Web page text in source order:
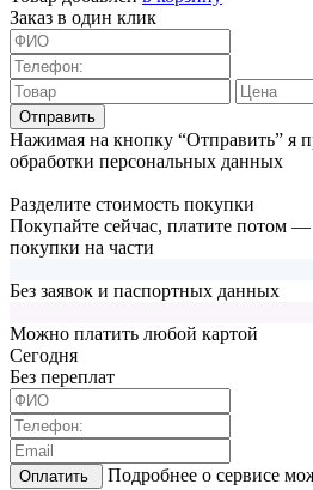
Заказ в один клик
Отправить
Нажимая на кнопку “Отправить” я
обработки персональных данных
Разделите стоимость покупки
Покупайте сейчас, платите потом —
покупки на части
Без заявок и паспортных данных
Можно платить любой картой
Cегодня
Без переплат
Оплатить Подробнее о сервисе